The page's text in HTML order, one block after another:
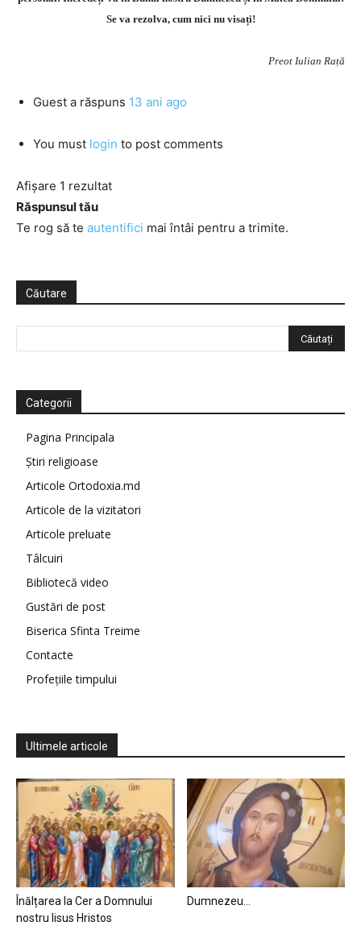
Se va rezolva, cum nici nu visați!
Preot Iulian Rață
Guest a răspuns 13 ani ago
You must login to post comments
Afișare 1 rezultat
Răspunsul tău
Te rog să te autentifici mai întâi pentru a trimite.
Căutare
Categorii
Pagina Principala
Știri religioase
Articole Ortodoxia.md
Articole de la vizitatori
Articole preluate
Tâlcuiri
Bibliotecă video
Gustări de post
Biserica Sfinta Treime
Contacte
Profețiile timpului
Ultimele articole
Înălțarea la Cer a Domnului
nostru Iisus Hristos
Dumnezeu…